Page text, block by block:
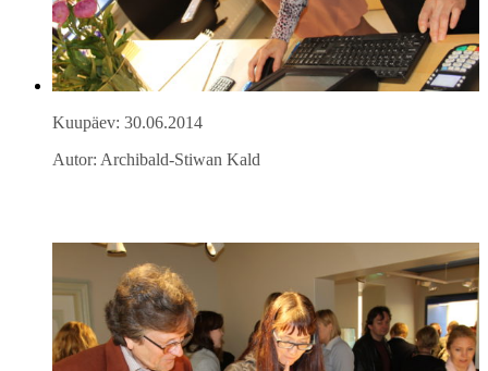
Kuupäev: 30.06.2014
Autor: Archibald-Stiwan Kald